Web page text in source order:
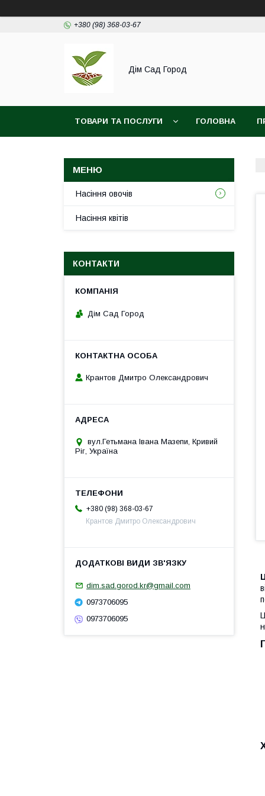
+380 (98) 368-03-67
Дім Сад Город
ТОВАРИ ТА ПОСЛУГИ ГОЛОВНА
Насіння овочів
Насіння квітів
КОНТАКТИ
Дім Сад Город
Крантов Дмитро Олександрович
вул.Гетьмана Івана Мазепи, Кривий
Ріг, Україна
+380 (98) 368-03-67
Крантов Дмитро Олександрович
dim.sad.gorod.kr@gmail.com
0973706095
0973706095